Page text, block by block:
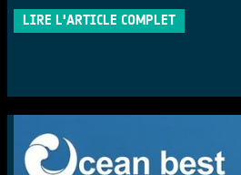
LIRE L'ARTICLE COMPLET